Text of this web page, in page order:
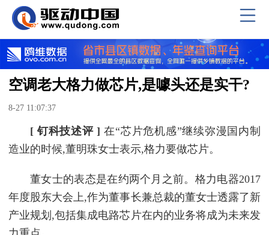
空调老大格力做芯片,是噱头还是实干?
8-27 11:07:37
[ 钉科技述评 ] 在“芯片危机感”继续弥漫国内制
造业的时候,董明珠女士表示,格力要做芯片。
董女士的表态是在约两个月之前。格力电器2017
年度股东大会上,作为董事长兼总裁的董女士透露了新
产业规划,包括集成电路芯片在内的业务将成为未来发